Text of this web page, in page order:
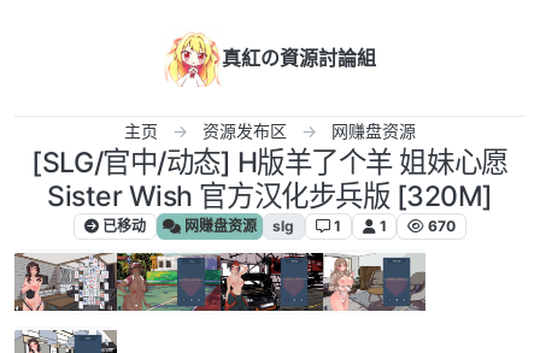
真紅の資源討論組
主页 资源发布区 网赚盘资源
[SLG/官中/动态] H版羊了个羊 姐妹心愿
Sister Wish 官方汉化步兵版 [320M]
已移动 网赚盘资源 slg 1 1 670